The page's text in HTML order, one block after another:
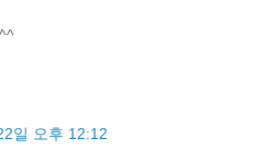
일 오후 12:12